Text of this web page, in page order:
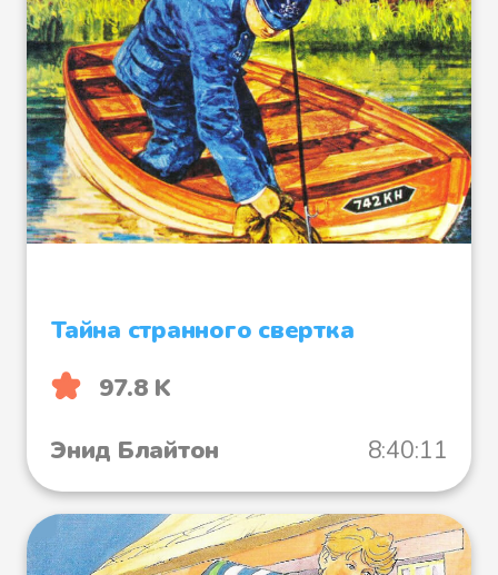
Файл 17
Файл 18
Файл 21
Тайна странного свертка
97.8 K
Энид Блайтон
8:40:11